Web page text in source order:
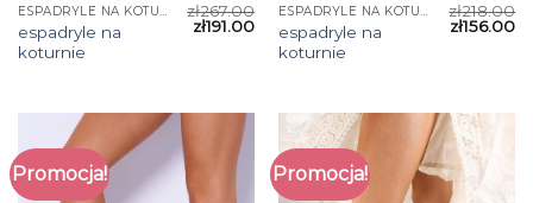
ESPADRYLE NA KOTURNIE
espadryle na
koturnie
zł267.00
zł191.00
ESPADRYLE NA KOTURNIE
espadryle na
koturnie
zł218.00
zł156.00
Promocja! Promocja!